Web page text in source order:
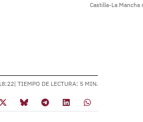
Castilla-La
| TIEMPO DE LECTURA: 5 MIN.